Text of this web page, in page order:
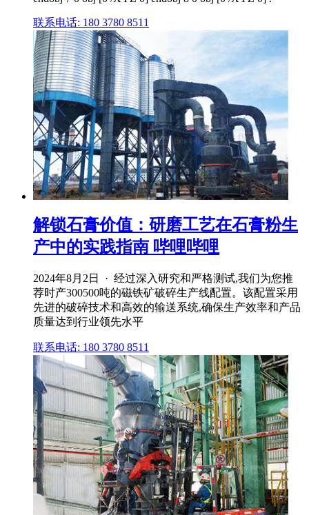
联系电话: 180 3780 8511
解锁石膏价值：研磨工艺在石膏粉生
产中的实践指南 哔哩哔哩
2024年8月2日 · 经过深入研究和严格测试,我们为您推
荐时产300500吨的磁铁矿破碎生产线配置。该配置采用
先进的破碎技术和高效的输送系统,确保生产效率和产品
质量达到行业领先水平
联系电话: 180 3780 8511